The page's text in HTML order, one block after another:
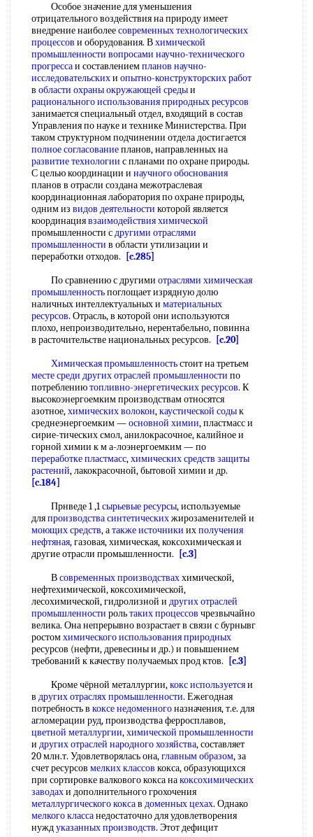
Особое значение для уменьшения
отрицательного воздействия на природу имеет
внедрение наиболеесовременных технологических
процессов и оборудования. Вхимической
промышленности вопросами научно-технического
прогрессаи составлениемпланов научно-
исследовательскихи опытно-конструкторских работ
в области охраны окружающей средыи
рационального использования природных ресурсов
занимается специальный отдел, входящий в состав
Управления по науке и технике Министерства. При
таком структурном подчинении отдела достигается
полное согласованиепланов, направленных на
развитие технологии с планами по охране природы.
С целью координации и научного обоснования
планов в отрасли создана межотраслевая
координационная лаборатория по охране природы,
одним из видов деятельности которой является
координациявзаимодействия химической
промышленности сдругими отраслями
промышленности в области утилизации и
переработки отходов.
[c.285]
По сравнению с другими отраслями химическая
промышленностьпоглощает изрядную долю
наличных интеллектуальных и материальных
ресурсов. Отрасль, в которой они используются
плохо, непроизводительно, нерентабельно, повинна
в расточительстве национальных ресурсов.
[c.20]
Химическая промышленностьстоит на третьем
месте среди других отраслей промышленности по
потреблениютопливно-энергетических ресурсов. К
высокоэнергоемким производствам относятся
азотное,химических волокон,каустической содык
среднеэнергоемким —основной химии, пластмасс и
сирие-тических смол, анилокрасочное, калийное и
горной химии к м а-лоэнергоемким — по
переработке пластмасс,химических средств защиты
растений, лакокрасочной, бытовой химии и др.
[c.184]
Прнведе 1 ,1сырьевые ресурсы, используемые
дляпроизводства синтетическихжирозаменителей и
моющих средств, атакже источники ихполучения
нефтяная, газовая, химическая, коксохимическая и
другие отрасли промышленности.
[c.3]
Всовременных производстваххимической,
нефтехимической, коксохимической,
лесохимической, гидролизной и других отраслей
промышленности рольтаких процессов чрезвычайно
велика. Она непрерывно возрастает в связи с бурнывг
ростомхимического использования природных
ресурсов (нефти, древесины и др.) и повышением
требований к качеству получаемых прод ктов.
[c.3]
Кроме чёрной металлургии,кокс используетсяи
в других отраслях промышленности. Ежегодная
потребность в коксе недоменногоназначения, т.е. для
агломерации руд, производства ферросплавов,
цветной металлургии,химической промышленности
и других отраслей народного хозяйства, составляет
20 млн.т. Удовлетворялась она,главным образом, за
счет ресурсов мелких классов кокса, образующихся
при сортировке валкового кокса накоксохимических
заводахи дополнительного грохочения
металлургического коксав доменных цехах. Однако
мелкого классанедостаточно для удовлетворения
нуждуказанных производств. Этот дефицит